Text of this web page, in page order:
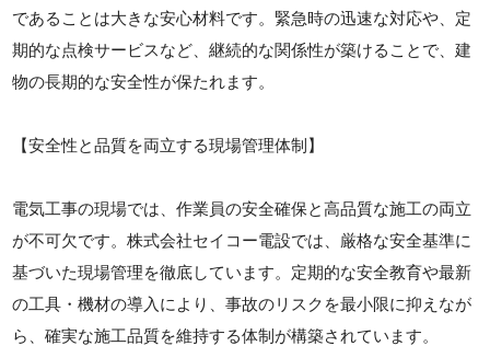
であることは大きな安心材料です。緊急時の迅速な対応や、定
期的な点検サービスなど、継続的な関係性が築けることで、建
物の長期的な安全性が保たれます。
【安全性と品質を両立する現場管理体制】
電気工事の現場では、作業員の安全確保と高品質な施工の両立
が不可欠です。株式会社セイコー電設では、厳格な安全基準に
基づいた現場管理を徹底しています。定期的な安全教育や最新
の工具・機材の導入により、事故のリスクを最小限に抑えなが
ら、確実な施工品質を維持する体制が構築されています。